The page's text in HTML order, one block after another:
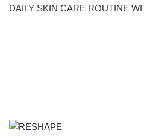
DAILY SKIN CARE ROUTINE